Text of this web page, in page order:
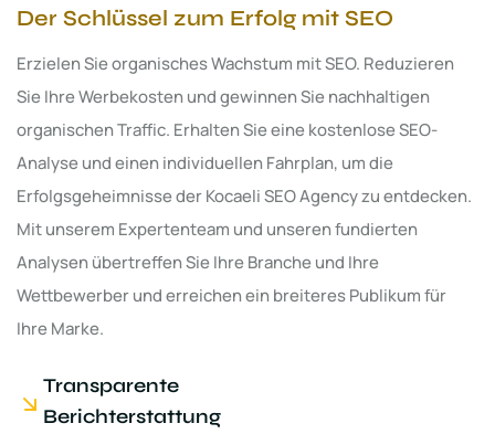
Der Schlüssel zum Erfolg mit SEO
Erzielen Sie organisches Wachstum mit SEO. Reduzieren
Sie Ihre Werbekosten und gewinnen Sie nachhaltigen
organischen Traffic. Erhalten Sie eine kostenlose SEO-
Analyse und einen individuellen Fahrplan, um die
Erfolgsgeheimnisse der Kocaeli SEO Agency zu entdecken.
Mit unserem Expertenteam und unseren fundierten
Analysen übertreffen Sie Ihre Branche und Ihre
Wettbewerber und erreichen ein breiteres Publikum für
Ihre Marke.
Transparente
Berichterstattung